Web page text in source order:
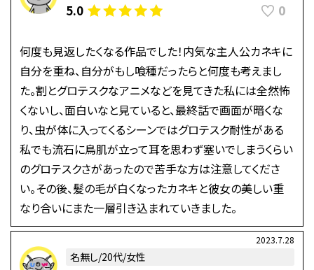
5.0 0
何度も見返したくなる作品でした！内気な主人公カネキに
自分を重ね、自分がもし喰種だったらと何度も考えまし
た。割とグロテスクなアニメなどを見てきた私には全然怖
くないし、面白いなと見ていると、最終話で画面が暗くな
り、虫が体に入ってくるシーンではグロテスク耐性がある
私でも流石に鳥肌が立って耳を思わず塞いでしまうくらい
のグロテスクさがあったので苦手な方は注意してくださ
い。その後、髪の毛が白くなったカネキと彼女の美しい重
なり合いにまた一層引き込まれていきました。
2023.7.28
名無し/20代/女性